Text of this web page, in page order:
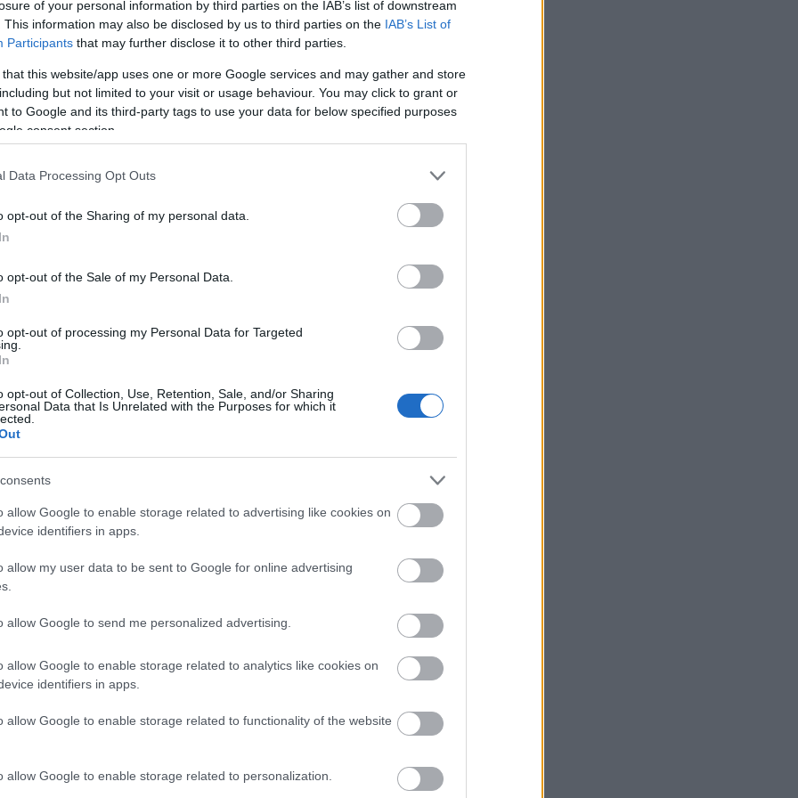
of your personal information by third parties on the IAB’s list of downstream
This information may also be disclosed by us to third parties on the IAB’s List of
Participants that may further disclose it to other third parties.
that this website/app uses one or more Google services and may gather and store
but not limited to your visit or usage behaviour. You may click to grant or
to Google and its third-party tags to use your data for below specified purposes
consent section.
Data Processing Opt Outs
opt-out of the Sharing of my personal data.
opt-out of the Sale of my Personal Data.
opt-out of processing my Personal Data for Targeted
opt-out of Collection, Use, Retention, Sale, and/or Sharing
Data that Is Unrelated with the Purposes for which it
allow Google to enable storage related to advertising like cookies on
identifiers in apps.
allow my user data to be sent to Google for online advertising
allow Google to send me personalized advertising.
allow Google to enable storage related to analytics like cookies on
identifiers in apps.
allow Google to enable storage related to functionality of the website
allow Google to enable storage related to personalization.
κανείς δεν υποχρεούται να σε σώσει», λέει πολύ
Αναρτά βίντεο με τίτλους όπως «Σταμάτα να
όλοι έχουν εμμονή μαζί μου» και «Δεν σου
του εαυτού σου».
το "Green Line Theory" δεν είναι απλώς viral
TikTok. Nαι, η σεξιστική ψευδοεπιστήμη,
και προσπαθεί να σε διδάξει πώς να
τοξικές καταστάσεις, και να κάνεις τον εγωισμό
κοινωνιοπαθής»
Kanika Batra, η@p8stie
, η
ενσυναίσθηση. Στο Twitter έχει αναρτήσει
τη μητέρα του»
και άλλα τέτοια καθόλου υγιή